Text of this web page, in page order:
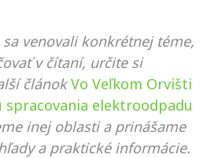
venovali konkrétnej téme,
v čítaní, určite si
článok Vo Veľkom Orvišti
spracovania elektroodpadu
inej oblasti a prinášame
a praktické informácie.